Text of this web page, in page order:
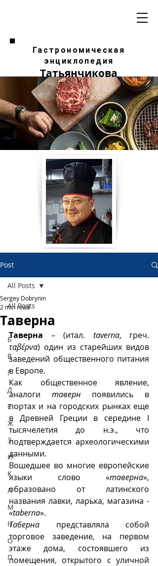
Гастрономическая
энциклопедия
Татьянчикова
Post
All Posts
А
Б
В
Г
Д
Е
Ж
З
И
К
Л
М
Н
О
П
All Posts
Таверна
Sergey Dobrynin
2 min read
Таверна – (итал. taverna
ταβέρνα) один из старейших видов
заведений общественного питания
в Европе.
Как общественное явление,
аналоги таверн появились в
портах и на городских рынках еще
в Древней Греции в середине I
тысячелетия до н.э., что
подтверждается археологическими
данными.
Вошедшее во многие европейские
языки слово «таверна»,
образовано от латинского
названия лавки, ларька, магазина -
«taberna».
Таберна представляла собой
торговое заведение, на первом
этаже дома, состоявшего из
помещения, открытого с уличной